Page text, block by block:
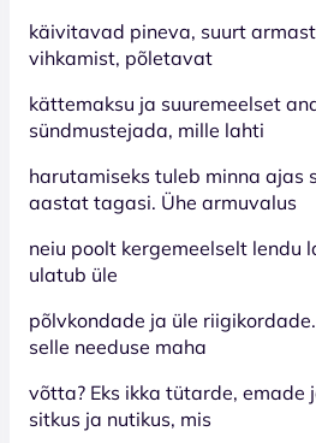
käivitavad pineva, suurt
vihkamist, põletavat
kättemaksu ja suuremeelset
sündmustejada, mille lahti
harutamiseks tuleb minna ajas
aastat tagasi. Ühe armuvalus
neiu poolt kergemeelselt lendu
ulatub üle
põlvkondade ja üle
selle needuse maha
võtta? Eks ikka tütarde, emade
sitkus ja nutikus, mis